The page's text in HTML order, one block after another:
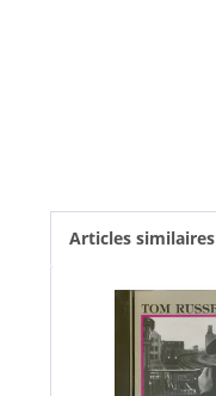
Articles similaires